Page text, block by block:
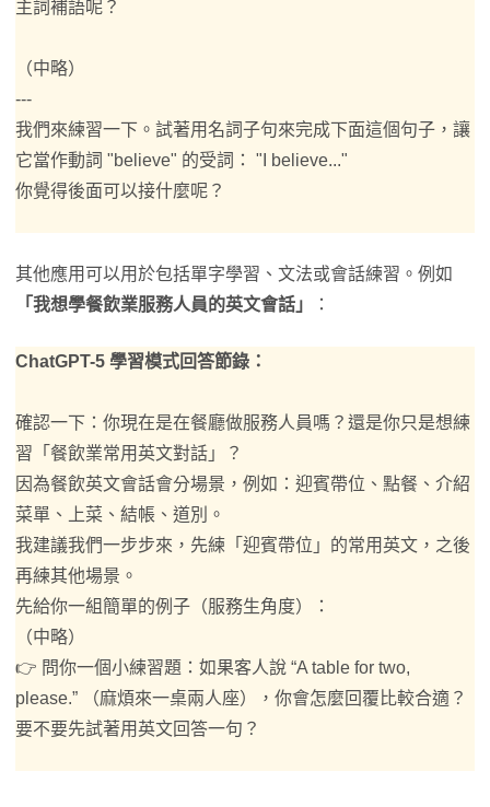
主詞補語呢？
（中略）
---
我們來練習一下。試著用名詞子句來完成下面這個句子，讓
它當作動詞 "believe" 的受詞： "I believe..."
你覺得後面可以接什麼呢？
其他應用可以用於包括單字學習、文法或會話練習。例如
「我想學餐飲業服務人員的英文會話」
：
ChatGPT-5 學習模式回答節錄：
確認一下：你現在是在餐廳做服務人員嗎？還是你只是想練
習「餐飲業常用英文對話」？
因為餐飲英文會話會分場景，例如：迎賓帶位、點餐、介紹
菜單、上菜、結帳、道別。
我建議我們一步步來，先練「迎賓帶位」的常用英文，之後
再練其他場景。
先給你一組簡單的例子（服務生角度）：
（中略）
👉 問你一個小練習題：如果客人說 “A table for two,
please.” （麻煩來一桌兩人座），你會怎麼回覆比較合適？
要不要先試著用英文回答一句？